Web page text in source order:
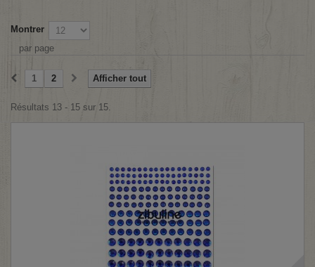
Montrer
par page
Afficher tout
1 2
Résultats 13 - 15 sur 15.